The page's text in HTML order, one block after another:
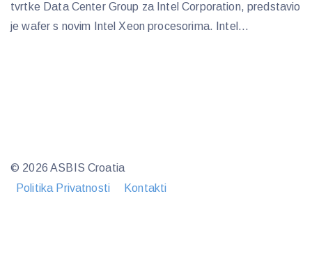
tvrtke Data Center Group za Intel Corporation, predstavio
je wafer s novim Intel Xeon procesorima. Intel...
© 2026 ASBIS Croatia
Politika Privatnosti
Kontakti